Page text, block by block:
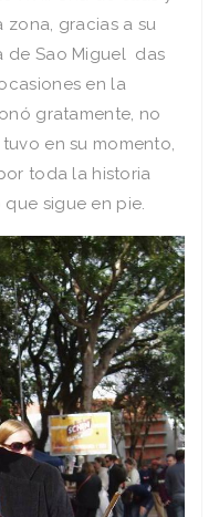
gracias a su
de Sao Miguel das
en la
gratamente, no
en su momento,
toda la historia
sigue en pie.